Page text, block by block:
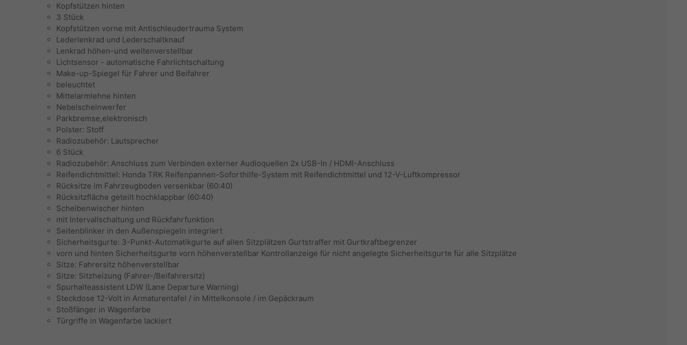
Kopfstützen hinten
3 Stück
Kopfstützen vorne mit Antischleudertrauma System
Lederlenkrad und Lederschaltknauf
Lenkrad höhen-und weitenverstellbar
Lichtsensor - automatische Fahrlichtschaltung
Make-up-Spiegel für Fahrer und Beifahrer
beleuchtet
Mittelarmlehne hinten
Nebelscheinwerfer
Parkbremse,elektronisch
Polster: Stoff
Radiozubehör: Lautsprecher
6 Stück
Radiozubehör: Anschluss zum Verbinden externer Audioquellen 2x USB-In / HDMI-Anschluss
Reifendichtmittel: Honda TRK Reifenpannen-Soforthilfe-System mit Reifendichtmittel und 12-V-Luftkompressor
Rücksitze im Fahrzeugboden versenkbar (60:40)
Rücksitzfläche geteilt hochklappbar (60:40)
Scheibenwischer hinten
mit Intervallschaltung und Rückfahrfunktion
Seitenblinker in den Außenspiegeln integriert
Sicherheitsgurte: 3-Punkt-Automatikgurte auf allen Sitzplätzen Gurtstraffer mit Gurtkraftbegrenzer
vorn und hinten Sicherheitsgurte vorn höhenverstellbar Kontrollanzeige für nicht angelegte Sicherheitsgurte für alle Sitzplätze
Sitze: Fahrersitz höhenverstellbar
Sitze: Sitzheizung (Fahrer-/Beifahrersitz)
Spurhalteassistent LDW (Lane Departure Warning)
Steckdose 12-Volt in Armaturentafel / in Mittelkonsole / im Gepäckraum
Stoßfänger in Wagenfarbe
Türgriffe in Wagenfarbe lackiert